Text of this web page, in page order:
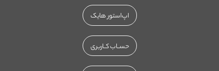
اپ‌استور هایک
حســاب کــاربری